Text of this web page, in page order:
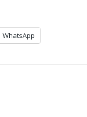
WhatsApp